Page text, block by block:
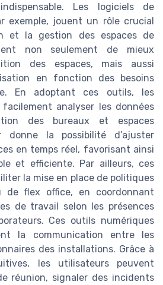
Les logiciels de
exemple, jouent un rôle crucial
et la gestion des espaces de
non seulement de mieux
des espaces, mais aussi
en fonction des besoins
En adoptant ces outils, les
analyser les données
des bureaux et espaces
donne la possibilité d’ajuster
en temps réel, favorisant ainsi
et efficiente. Par ailleurs, ces
la mise en place de politiques
de flex office, en coordonnant
de travail selon les présences
Ces outils numériques
la communication entre les
des installations. Grâce à
les utilisateurs peuvent
réunion, signaler des incidents